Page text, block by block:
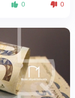
0 0